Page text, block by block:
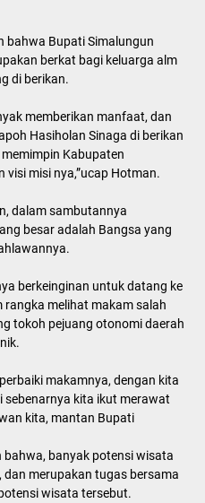
bahwa Bupati Simalungun
berkat bagi keluarga alm
di berikan.
memberikan manfaat, dan
Hasiholan Sinaga di berikan
Kabupaten
visi misi nya,”ucap Hotman.
dalam sambutannya
besar adalah Bangsa yang
berkeinginan untuk datang ke
rangka melihat makam salah
tokoh pejuang otonomi daerah
makamnya, dengan kita
sebenarnya kita ikut merawat
kita, mantan Bupati
banyak potensi wisata
dan merupakan tugas bersama
wisata tersebut.